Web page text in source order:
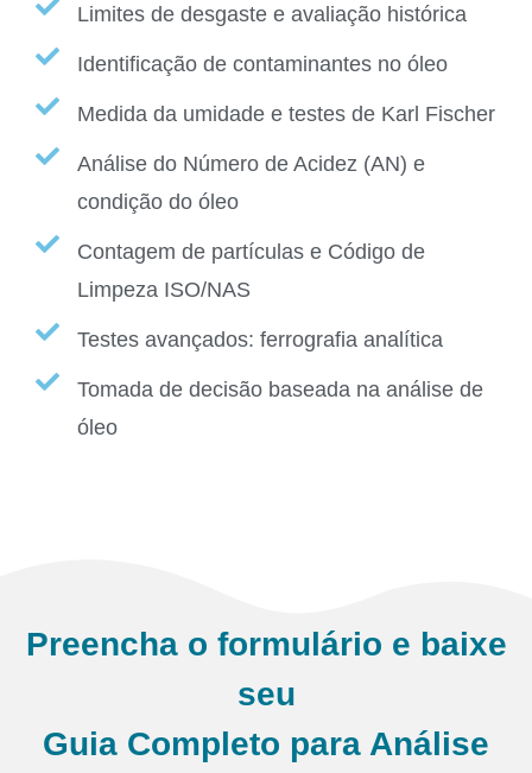
Limites de desgaste e avaliação histórica
Identificação de contaminantes no óleo
Medida da umidade e testes de Karl Fischer
Análise do Número de Acidez (AN) e
condição do óleo
Contagem de partículas e Código de
Limpeza ISO/NAS
Testes avançados: ferrografia analítica
Tomada de decisão baseada na análise de
óleo
Preencha o formulário e baixe
seu
Guia Completo para Análise